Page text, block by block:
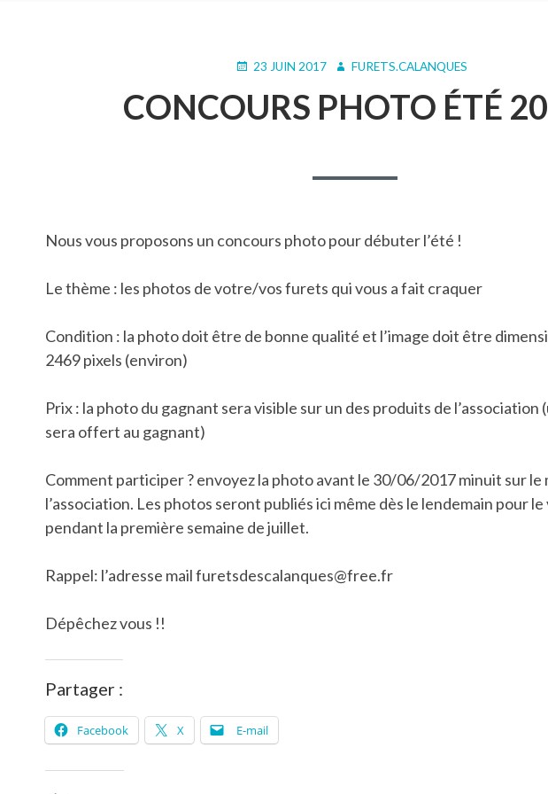
PUBLIÉ23 JUIN 2017 AUTEUR
FURETS.CALANQUES
CONCOURS PHOTO ÉTÉ
Nous vous proposons un concours photo pour débuter l’été !
Le thème : les photos de votre/vos furets qui vous a fait craquer
Condition : la photo doit être de bonne qualité et l’image doit être
2469 pixels (environ)
Prix : la photo du gagnant sera visible sur un des produits de l’association
sera offert au gagnant)
Comment participer ? envoyez la photo avant le 30/06/2017 minuit sur le
l’association. Les photos seront publiés ici même dès le lendemain pour
pendant la première semaine de juillet.
Rappel: l’adresse mail furetsdescalanques@free.fr
Dépêchez vous !!
Partager :
Facebook X E-mail